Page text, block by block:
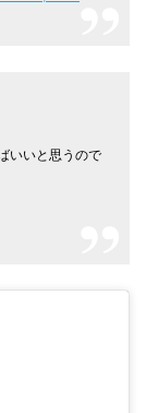
いいと思うので